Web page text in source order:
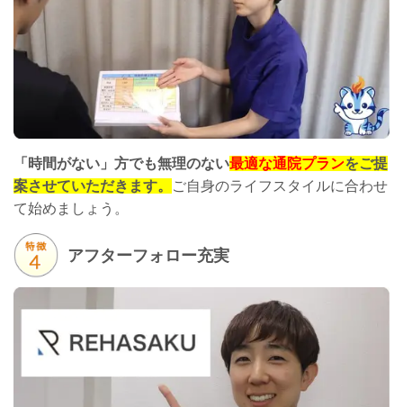
「時間がない」方でも無理のない最適な通院プランをご提
案させていただきます。
ご自身のライフスタイルに合わせ
て始めましょう。
アフターフォロー充実